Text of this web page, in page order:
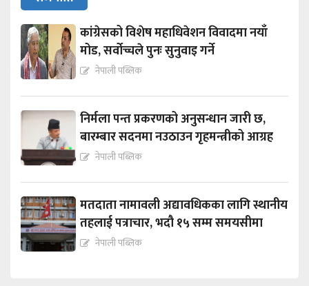
कांग्रेसको विशेष महाधिवेशन विवादमा नयाँ
मोड, सर्वोच्चले पुनः सुनुवाइ गर्ने
नेपाली पब्लिक
निर्मला पन्त प्रकरणको अनुसन्धान जारी छ,
बारम्बार सदनमा नउठाउन गृहमन्त्रीको आग्रह
नेपाली पब्लिक
मतदाता नामावली अद्यावधिकका लागि स्थानीय
तहलाई पत्राचार, भदौ १५ सम्म समयसीमा
नेपाली पब्लिक